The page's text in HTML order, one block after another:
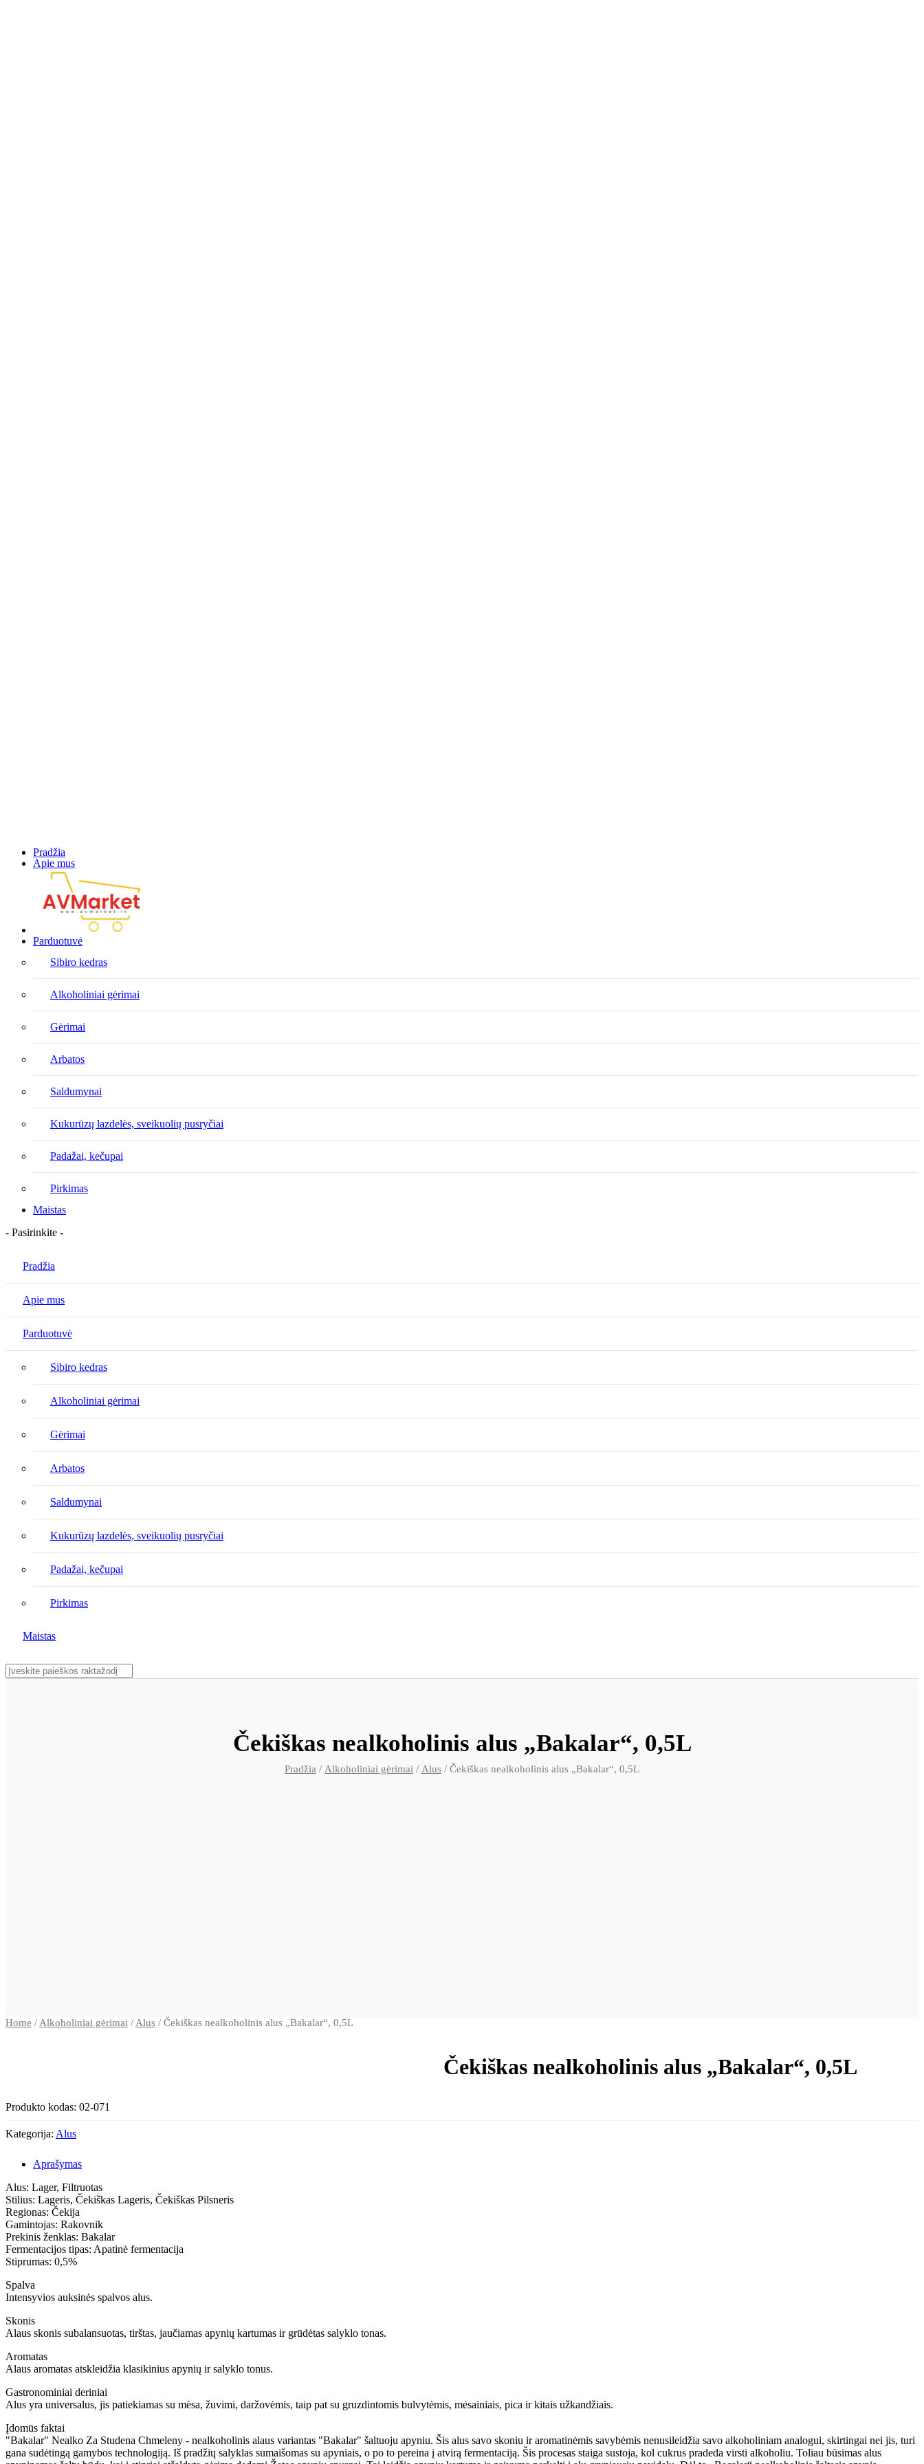
Pradžia
Apie mus
Parduotuvė
Sibiro kedras
Alkoholiniai gėrimai
Gėrimai
Arbatos
Saldumynai
Kukurūzų lazdelės, sveikuolių pusryčiai
Padažai, kečupai
Pirkimas
Maistas
- Pasirinkite -
Pradžia
Apie mus
Parduotuvė
Sibiro kedras
Alkoholiniai gėrimai
Gėrimai
Arbatos
Saldumynai
Kukurūzų lazdelės, sveikuolių pusryčiai
Padažai, kečupai
Pirkimas
Maistas
Čekiškas nealkoholinis alus „Bakalar“, 0,5L
Pradžia / Alkoholiniai gėrimai / Alus / Čekiškas nealkoholinis alus „Bakalar“, 0,5L
Home /Alkoholiniai gėrimai /Alus / Čekiškas nealkoholinis alus „Bakalar“, 0,5L
Čekiškas nealkoholinis alus „Bakalar“, 0,5L
Produkto kodas: 02-071
Kategorija: Alus
Aprašymas
Alus: Lager, Filtruotas
Stilius: Lageris, Čekiškas Lageris, Čekiškas Pilsneris
Regionas: Čekija
Gamintojas: Rakovnik
Prekinis ženklas: Bakalar
Fermentacijos tipas: Apatinė fermentacija
Stiprumas: 0,5%
Spalva
Intensyvios auksinės spalvos alus.
Skonis
Alaus skonis subalansuotas, tirštas, jaučiamas apynių kartumas ir grūdėtas salyklo tonas.
Aromatas
Alaus aromatas atskleidžia klasikinius apynių ir salyklo tonus.
Gastronominiai deriniai
Alus yra universalus, jis patiekiamas su mėsa, žuvimi, daržovėmis, taip pat su gruzdintomis bulvytėmis, mėsainiais, pica ir kitais užkandžiais.
Įdomūs faktai
"Bakalar" Nealko Za Studena Chmeleny - nealkoholinis alaus variantas "Bakalar" šaltuoju apyniu. Šis alus savo skoniu ir aromatinėmis savybėmis nenusileidžia savo alkoholiniam analogui, skirtingai nei jis, turi
gana sudėtingą gamybos technologiją. Iš pradžių salyklas sumaišomas su apyniais, o po to pereina į atvirą fermentaciją. Šis procesas staiga sustoja, kol cukrus pradeda virsti alkoholiu. Toliau būsimas alus